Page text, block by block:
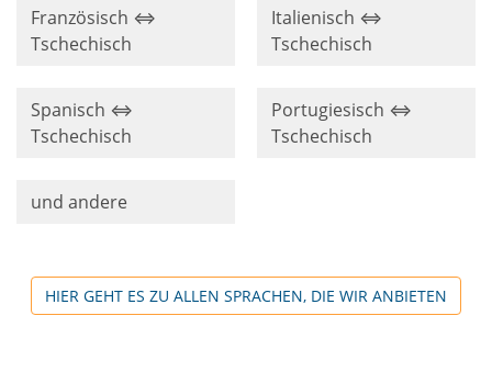
Französisch ⇔
Tschechisch
Italienisch ⇔
Tschechisch
Spanisch ⇔
Tschechisch
Portugiesisch ⇔
Tschechisch
und andere
HIER GEHT ES ZU ALLEN SPRACHEN, DIE WIR ANBIETEN